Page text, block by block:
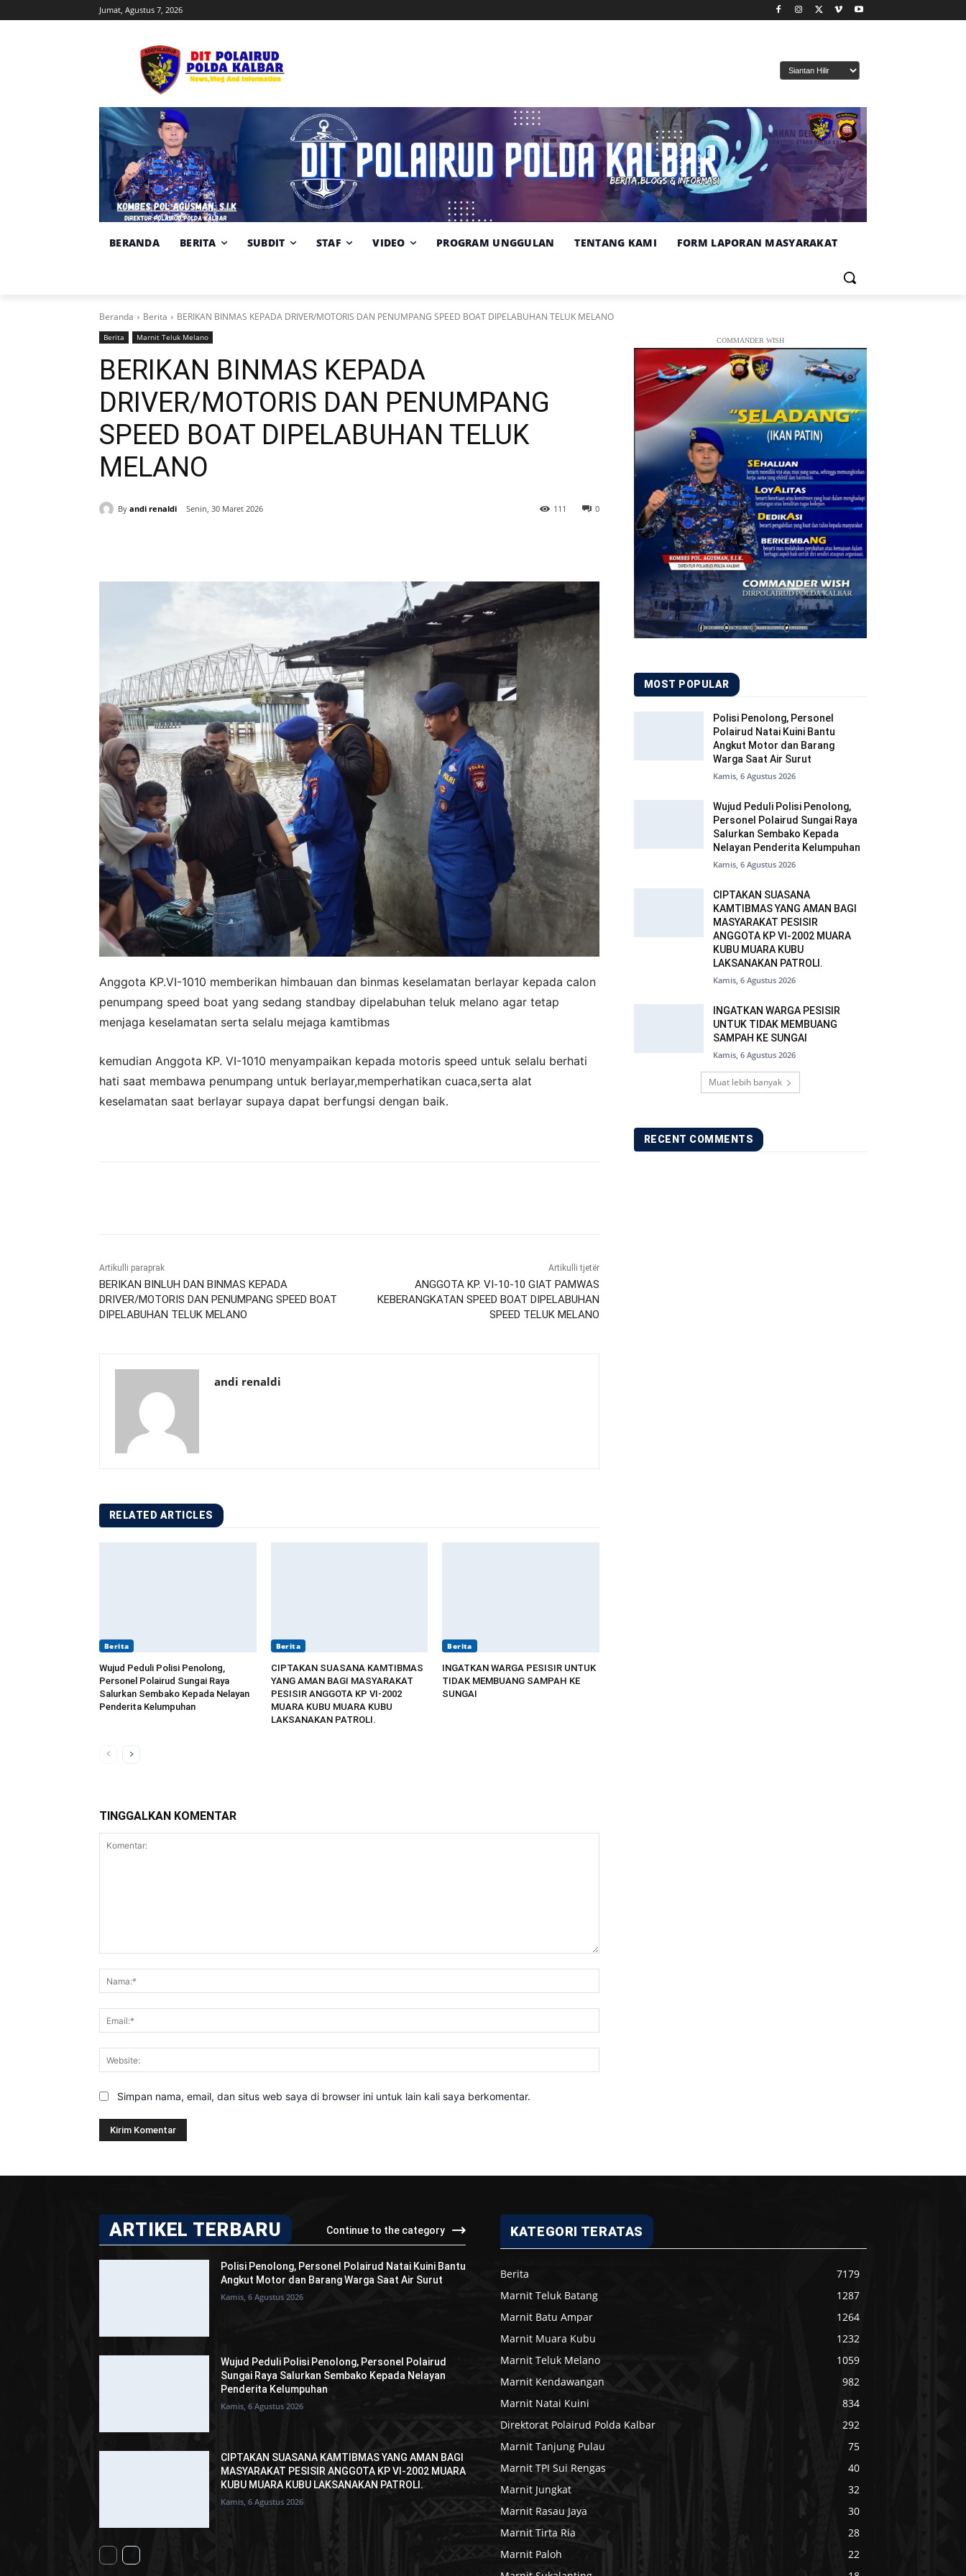
Jumat, Agustus 7, 2026
cuaca
BERANDA BERITA SUBDIT STAF VIDEO PROGRAM UNGGULAN TENTANG KAMI FORM LAPORAN MASYARAKAT
Beranda Berita BERIKAN BINMAS KEPADA DRIVER/MOTORIS DAN PENUMPANG SPEED BOAT DIPELABUHAN TELUK MELANO
Berita Marnit Teluk Melano
BERIKAN BINMAS KEPADA
DRIVER/MOTORIS DAN PENUMPANG
SPEED BOAT DIPELABUHAN TELUK
MELANO
By andi renaldi Senin, 30 Maret 2026 0
111
Anggota KP.VI-1010 memberikan himbauan dan binmas keselamatan berlayar kepada calon
penumpang speed boat yang sedang standbay dipelabuhan teluk melano agar tetap
menjaga keselamatan serta selalu mejaga kamtibmas
kemudian Anggota KP. VI-1010 menyampaikan kepada motoris speed untuk selalu berhati
hati saat membawa penumpang untuk berlayar,memperhatikan cuaca,serta alat
keselamatan saat berlayar supaya dapat berfungsi dengan baik.
Artikulli paraprak
BERIKAN BINLUH DAN BINMAS KEPADA
DRIVER/MOTORIS DAN PENUMPANG SPEED BOAT
DIPELABUHAN TELUK MELANO
Artikulli tjetër
ANGGOTA KP. VI-10-10 GIAT PAMWAS
KEBERANGKATAN SPEED BOAT DIPELABUHAN
SPEED TELUK MELANO
andi renaldi
RELATED ARTICLES
Berita
Wujud Peduli Polisi Penolong,
Personel Polairud Sungai Raya
Salurkan Sembako Kepada Nelayan
Penderita Kelumpuhan
Berita
CIPTAKAN SUASANA KAMTIBMAS
YANG AMAN BAGI MASYARAKAT
PESISIR ANGGOTA KP VI-2002
MUARA KUBU MUARA KUBU
LAKSANAKAN PATROLI.
Berita
INGATKAN WARGA PESISIR UNTUK
TIDAK MEMBUANG SAMPAH KE
SUNGAI
TINGGALKAN KOMENTAR
Simpan nama, email, dan situs web saya di browser ini untuk lain kali saya berkomentar.
COMMANDER WISH
MOST POPULAR
Polisi Penolong, Personel
Polairud Natai Kuini Bantu
Angkut Motor dan Barang
Warga Saat Air Surut
Kamis, 6 Agustus 2026
Wujud Peduli Polisi Penolong,
Personel Polairud Sungai Raya
Salurkan Sembako Kepada
Nelayan Penderita Kelumpuhan
Kamis, 6 Agustus 2026
CIPTAKAN SUASANA
KAMTIBMAS YANG AMAN BAGI
MASYARAKAT PESISIR
ANGGOTA KP VI-2002 MUARA
KUBU MUARA KUBU
LAKSANAKAN PATROLI.
Kamis, 6 Agustus 2026
INGATKAN WARGA PESISIR
UNTUK TIDAK MEMBUANG
SAMPAH KE SUNGAI
Kamis, 6 Agustus 2026
Muat lebih banyak
RECENT COMMENTS
ARTIKEL TERBARU Continue to the category
Polisi Penolong, Personel Polairud Natai Kuini Bantu
Angkut Motor dan Barang Warga Saat Air Surut
Kamis, 6 Agustus 2026
Wujud Peduli Polisi Penolong, Personel Polairud
Sungai Raya Salurkan Sembako Kepada Nelayan
Penderita Kelumpuhan
Kamis, 6 Agustus 2026
CIPTAKAN SUASANA KAMTIBMAS YANG AMAN BAGI
MASYARAKAT PESISIR ANGGOTA KP VI-2002 MUARA
KUBU MUARA KUBU LAKSANAKAN PATROLI.
Kamis, 6 Agustus 2026
KATEGORI TERATAS
Berita
7179
Marnit Teluk Batang
1287
Marnit Batu Ampar
1264
Marnit Muara Kubu
1232
Marnit Teluk Melano
1059
Marnit Kendawangan
982
Marnit Natai Kuini
834
Direktorat Polairud Polda Kalbar
292
Marnit Tanjung Pulau
75
Marnit TPI Sui Rengas
40
Marnit Jungkat
32
Marnit Rasau Jaya
30
Marnit Tirta Ria
28
Marnit Paloh
22